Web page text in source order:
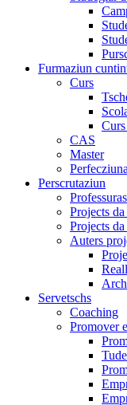
Furmaziun
Curs
Curs
CAS
Master
Perscrutaziun
Professuras
Projects
Projects
Auters
Servetschs
Coaching
Promover